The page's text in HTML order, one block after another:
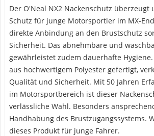
Der O'Neal NX2 Nackenschutz überzeugt
Schutz für junge Motorsportler im MX-
direkte Anbindung an den Brustschutz
Sicherheit. Das abnehmbare und
gewährleistet zudem dauerhafte
aus hochwertigem Polyester gefertigt,
Qualität und Sicherheit. Mit 50 Jahren
im Motorsportbereich ist dieser
verlässliche Wahl. Besonders
Handhabung des Brustzugangssystems.
dieses Produkt für junge Fahrer.